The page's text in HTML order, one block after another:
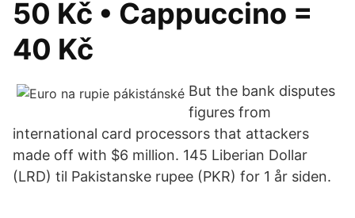
50 Kč • Cappuccino =
40 Kč
But the bank disputes
figures from
international card processors that attackers
made off with $6 million. 145 Liberian Dollar
(LRD) til Pakistanske rupee (PKR) for 1 år siden.